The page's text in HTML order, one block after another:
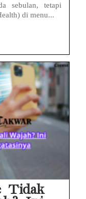
sebulan, tetapi
di menu...
Tidak